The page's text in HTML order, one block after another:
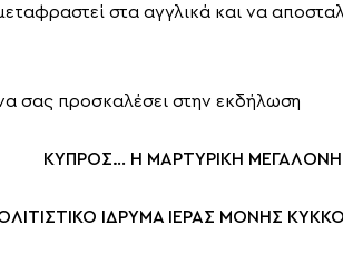
στα αγγλικά και να
να σας προσκαλέσει στην εκδήλωση
ΚΥΠΡΟΣ… Η ΜΑΡΤΥΡΙΚΗ
ΙΔΡΥΜΑ ΙΕΡΑΣ ΜΟΝΗΣ